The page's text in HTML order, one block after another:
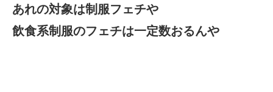
あれの対象は制服フェチや
飲食系制服のフェチは一定数おるんや